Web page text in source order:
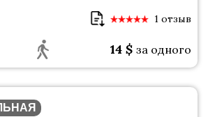
1 отзыв
14 $ за одного